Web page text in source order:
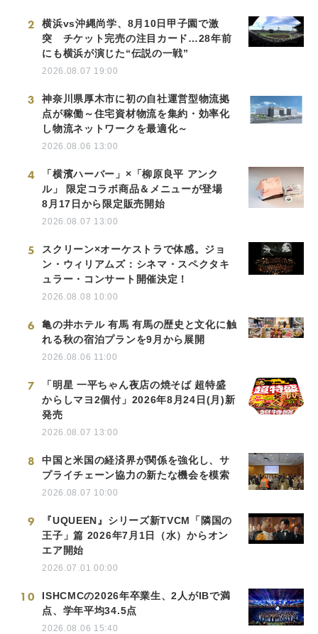
2
横浜vs沖縄尚学、8月10日甲子園で激
突 チケット完売の注目カード…28年前
にも横浜が演じた“伝説の一戦”
2026.08.07 19:00
3
神奈川県厚木市に初の自社運営型物流拠
点が稼働～住宅資材物流を集約・効率化
し物流ネットワークを最適化～
2026.08.06 13:00
4
「横濱ハーバー」×「柳原良平 アンク
ル」 限定コラボ商品＆メニューが登場
8月17日から限定販売開始
2026.08.07 13:00
5
スクリーン×オーケストラで体感。ジョ
ン・ウィリアムズ：シネマ・スペクタキ
ュラー・コンサート開催決定！
2026.08.08 10:00
6
亀の井ホテル 有馬 有馬の歴史と文化に触
れる秋の宿泊プランを9月から展開
2026.08.06 11:00
7
「明星 一平ちゃん夜店の焼そば 超特盛
からしマヨ2個付」2026年8月24日(月)新
発売
2026.08.07 13:00
8
中国と米国の経済界が関係を強化し、サ
プライチェーン協力の新たな機会を模索
2026.08.07 10:00
9
『UQUEEN』シリーズ新TVCM「隣国の
王子」篇 2026年7月1日（水）からオン
エア開始
2026.07.01 00:00
10
ISHCMCの2026年卒業生、2人がIBで満
点、学年平均34.5点
2026.08.06 15:40